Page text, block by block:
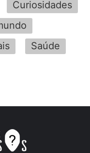
Curiosidades
Saúde